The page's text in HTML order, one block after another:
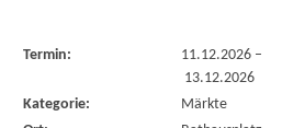
Termin: 11.12.2026–
13.12.2026
Kategorie:
Märkte